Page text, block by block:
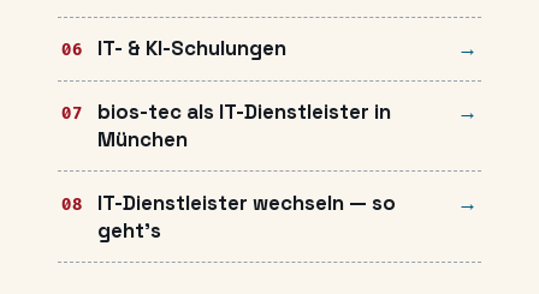
IT- & KI-Schulungen
bios-tec als IT-Dienstleister in
München
IT-Dienstleister wechseln — so
geht's